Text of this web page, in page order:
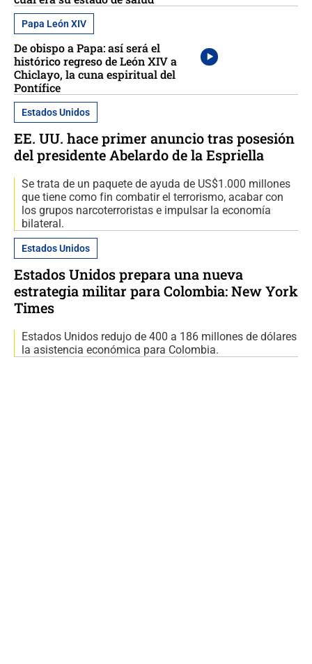
Papa León XIV
De obispo a Papa: así será el
histórico regreso de León XIV a
Chiclayo, la cuna espiritual del
Pontífice
Estados Unidos
EE. UU. hace primer anuncio tras posesión
del presidente Abelardo de la Espriella
Se trata de un paquete de ayuda de US$1.000 millones
que tiene como fin combatir el terrorismo, acabar con
los grupos narcoterroristas e impulsar la economía
bilateral.
Estados Unidos
Estados Unidos prepara una nueva
estrategia militar para Colombia: New York
Times
Estados Unidos redujo de 400 a 186 millones de dólares
la asistencia económica para Colombia.